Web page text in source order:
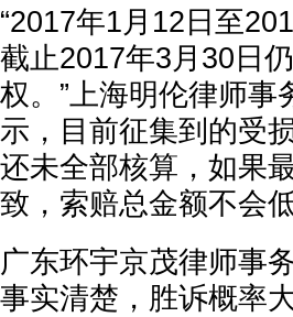
“2017年1月12日至
截止2017年3月30日
权。”上海明伦律师
示，目前征集到的受
还未全部核算，如果
致，索赔总金额不会
广东环宇京茂律师事
事实清楚，胜诉概率